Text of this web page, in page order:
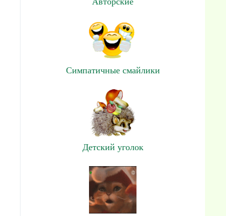
Симпатичные смайлики
Детский уголок